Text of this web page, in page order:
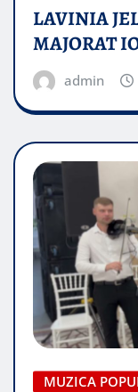
LAVINIA
MAJORAT
admin
MUZICA